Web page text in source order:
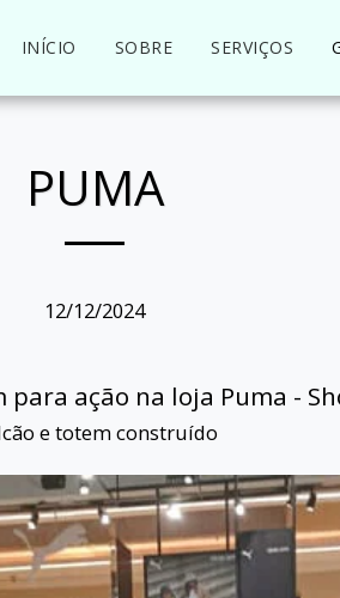
INÍCIO SOBRE SERVIÇOS
PUMA
12/12/2024
ação na loja Puma -
e totem construído